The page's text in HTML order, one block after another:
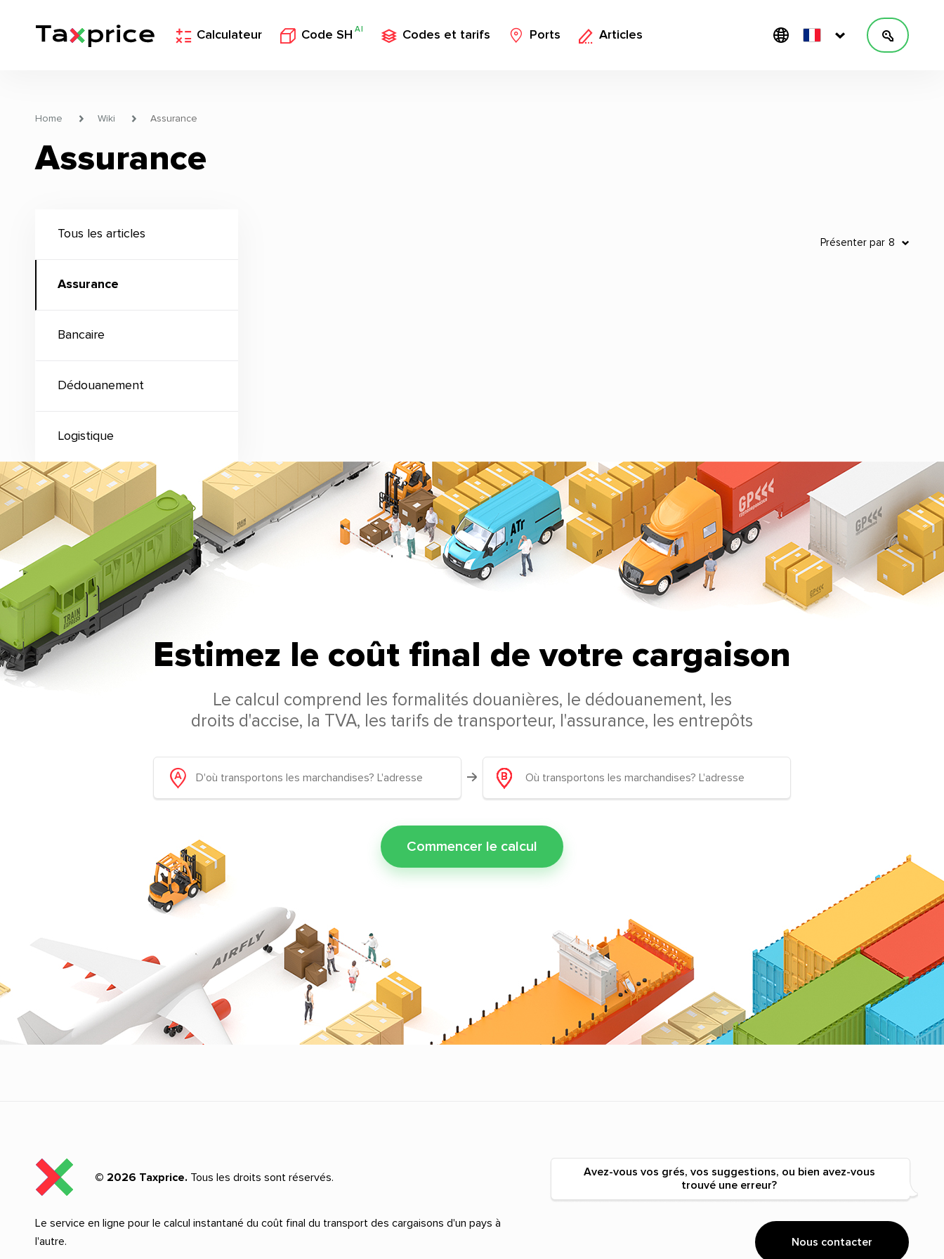
Calculateur Code SH AI Codes et tarifs Ports Articles
Home Wiki Assurance
Assurance
Tous les articles
Assurance
Bancaire
Dédouanement
Logistique
Présenter par 8
Estimez le coût final de votre cargaison
Le calcul comprend les formalités douanières, le dédouanement, les
droits d'accise, la TVA, les tarifs de transporteur, l'assurance, les entrepôts
Commencer le calcul
Avez-vous vos grés, vos suggestions, ou bien avez-vous
trouvé une erreur?
Nous contacter
© 2026 Taxprice. Tous les droits sont réservés.
Le service en ligne pour le calcul instantané du coût final du transport des cargaisons d'un pays à
l'autre.